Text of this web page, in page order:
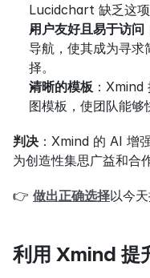
Lucidchart 缺乏这项
用户友好且易于访问
导航，使其成为寻求
择。
清晰的模板 ：
图模板，使团队能够
判决 ：Xmind 的 AI 增
为创造性集思广益和合
👉 做出正确选择以今
利用 Xmind 提